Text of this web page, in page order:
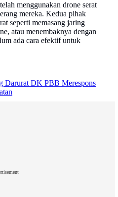
menggunakan drone serat
mereka. Kedua pihak
seperti memasang jaring
atau menembaknya dengan
ada cara efektif untuk
Darurat DK PBB Merespons